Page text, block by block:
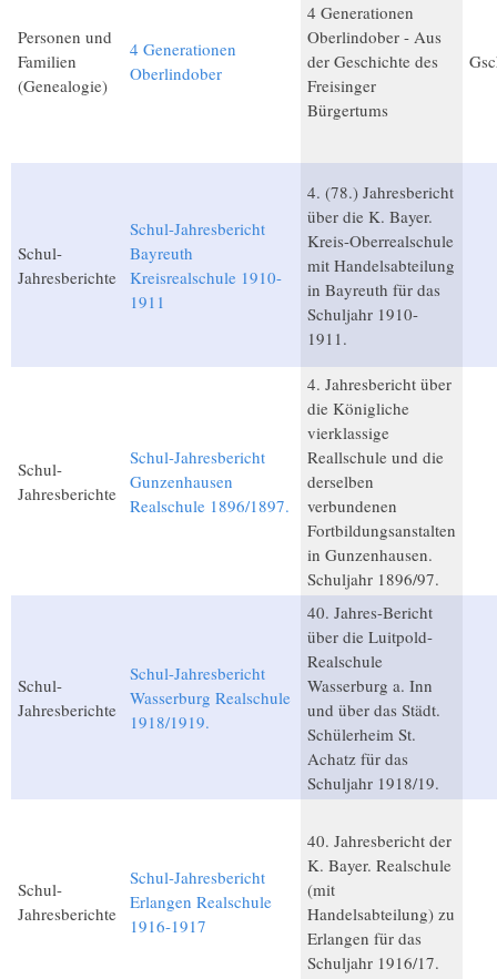
Personen und
Familien
(Genealogie)
4 Generationen
Oberlindober
4 Generationen
Oberlindober - Aus
der Geschichte des
Freisinger
Bürgertums
Schul-
Jahresberichte
Schul-Jahresbericht
Bayreuth
Kreisrealschule 1910-
1911
4. (78.) Jahresbericht
über die K. Bayer.
Kreis-Oberrealschule
mit Handelsabteilung
in Bayreuth für das
Schuljahr 1910-
1911.
Schul-
Jahresberichte
Schul-Jahresbericht
Gunzenhausen
Realschule 1896/1897.
4. Jahresbericht über
die Königliche
vierklassige
Reallschule und die
derselben
verbundenen
Fortbildungsanstalten
in Gunzenhausen.
Schuljahr 1896/97.
Schul-
Jahresberichte
Schul-Jahresbericht
Wasserburg Realschule
1918/1919.
40. Jahres-Bericht
über die Luitpold-
Realschule
Wasserburg a. Inn
und über das Städt.
Schülerheim St.
Achatz für das
Schuljahr 1918/19.
Schul-
Jahresberichte
Schul-Jahresbericht
Erlangen Realschule
1916-1917
40. Jahresbericht der
K. Bayer. Realschule
(mit
Handelsabteilung) zu
Erlangen für das
Schuljahr 1916/17.